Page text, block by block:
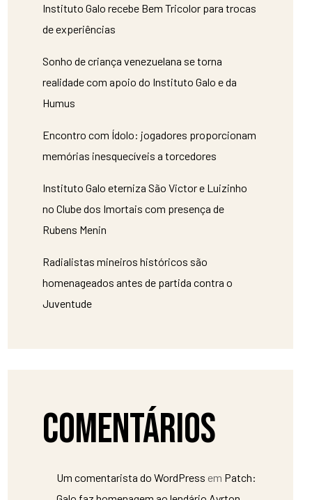
Instituto Galo recebe Bem Tricolor para trocas
de experiências
Sonho de criança venezuelana se torna
realidade com apoio do Instituto Galo e da
Humus
Encontro com Ídolo: jogadores proporcionam
memórias inesquecíveis a torcedores
Instituto Galo eterniza São Victor e Luizinho
no Clube dos Imortais com presença de
Rubens Menin
Radialistas mineiros históricos são
homenageados antes de partida contra o
Juventude
Comentários
Um comentarista do WordPress em Patch: